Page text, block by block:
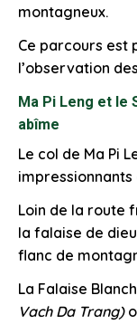
montagneux.
Ce parcours
l’observation
Ma Pi Leng et le
abîme
Le col de Ma Pi
impressionnants
Loin de la route
la falaise de
flanc de
La Falaise
Vach Da Trang)